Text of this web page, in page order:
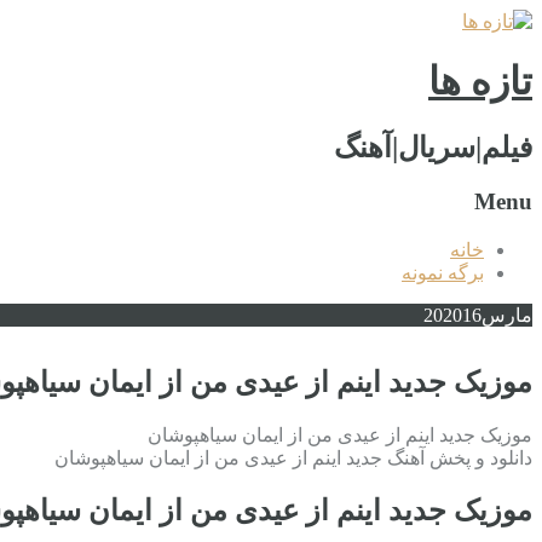
تازه ها
فیلم|سریال|آهنگ
Menu
خانه
برگه نمونه
مارس 202016
موزیک جدید اینم از عیدی من از ایمان
موزیک جدید اینم از عیدی من از ایمان سیاهپوشان
دانلود و پخش آهنگ جدید اینم از عیدی من از ایمان سیاهپوشان
موزیک جدید اینم از عیدی من از ایمان